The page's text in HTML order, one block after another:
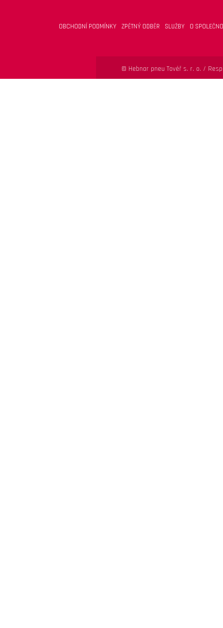
OBCHODNÍ PODMÍNKY ZPĚTNÝ ODBĚR SLUŽBY O
© Hebnar pneu Tovéř s. r. o. /